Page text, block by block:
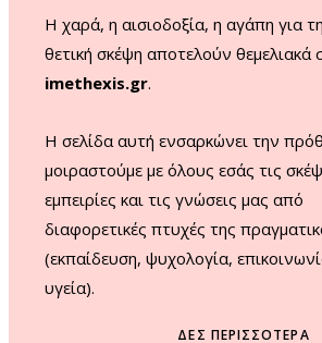
Η χαρά, η αισιοδοξία, η αγάπη για
θετική σκέψη αποτελούν θεμελιακά
imethexis.gr.
H σελίδα αυτή ενσαρκώνει την
μοιραστούμε με όλους εσάς τις
εμπειρίες και τις γνώσεις μας από
διαφορετικές πτυχές της
(εκπαίδευση, ψυχολογία,
υγεία).
ΔΕΣ ΠΕΡΙΣΣΌΤΕΡΑ